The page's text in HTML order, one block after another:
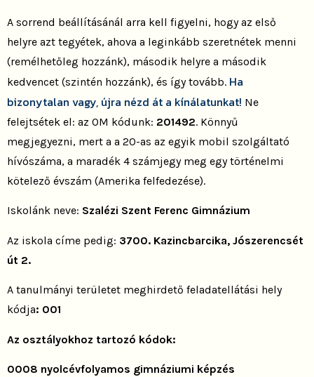
A sorrend beállításánál arra kell figyelni, hogy az első
helyre azt tegyétek, ahova a leginkább szeretnétek menni
(remélhetőleg hozzánk), második helyre a második
kedvencet (szintén hozzánk), és így tovább. Ha
bizonytalan vagy, újra nézd át a kínálatunkat! Ne
felejtsétek el: az OM kódunk: 201492. Könnyű
megjegyezni, mert a a 20-as az egyik mobil szolgáltató
hívószáma, a maradék 4 számjegy meg egy történelmi
kötelező évszám (Amerika felfedezése).
Iskolánk neve: Szalézi Szent Ferenc Gimnázium
Az iskola címe pedig: 3700. Kazincbarcika, Jószerencsét
út 2.
A tanulmányi területet meghirdető feladatellátási hely
kódja: 001
Az osztályokhoz tartozó kódok:
0008 nyolcévfolyamos gimnáziumi képzés